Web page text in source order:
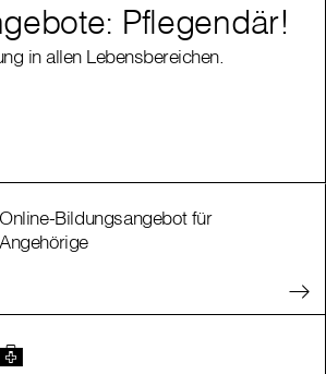
Pflegendär!
in allen Lebensbereichen.
Pflegendär!
in allen Lebensbereichen.
Online-Bildungsangebot für
Angehörige